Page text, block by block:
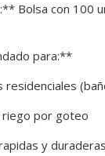
Bolsa con 100
para:**
residenciales
riego por goteo
y duraderas